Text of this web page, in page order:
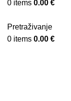
0 items 0.00 €
Pretraživanje
0 items 0.00 €